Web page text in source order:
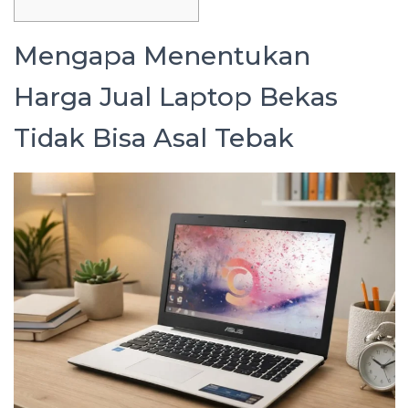
Mengapa Menentukan
Harga Jual Laptop Bekas
Tidak Bisa Asal Tebak